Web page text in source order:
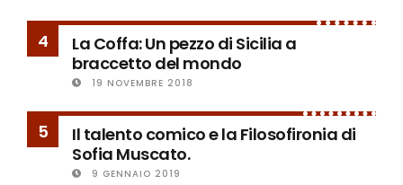
4
La Coffa: Un pezzo di Sicilia a
braccetto del mondo
19 NOVEMBRE 2018
5
Il talento comico e la Filosofironia di
Sofia Muscato.
9 GENNAIO 2019